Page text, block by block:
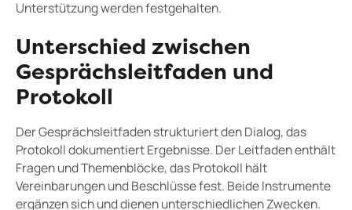
Unterstützung werden festgehalten.
Unterschied zwischen
Gesprächsleitfaden und
Protokoll
Der Gesprächsleitfaden strukturiert den Dialog, das
Protokoll dokumentiert Ergebnisse. Der Leitfaden enthält
Fragen und Themenblöcke, das Protokoll hält
Vereinbarungen und Beschlüsse fest. Beide Instrumente
ergänzen sich und dienen unterschiedlichen Zwecken.